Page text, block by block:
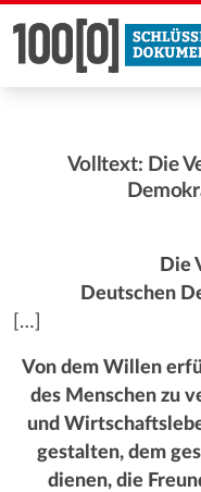
Volltext: Die
Die
Deutschen
[…]
Von dem Willen
des Menschen zu
und
gestalten, dem
dienen, die